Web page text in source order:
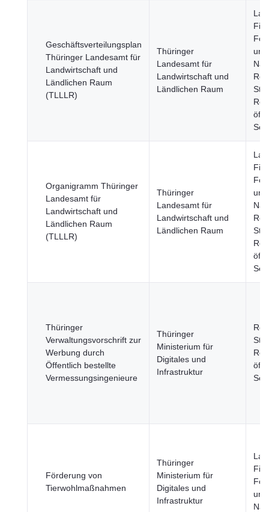
Geschäftsverteilungsplan
Thüringer Landesamt für
Landwirtschaft und
Ländlichen Raum
(TLLLR)
Thüringer
Landesamt für
Landwirtschaft und
Ländlichen Raum
und
Organigramm Thüringer
Landesamt für
Landwirtschaft und
Ländlichen Raum
(TLLLR)
Thüringer
Landesamt für
Landwirtschaft und
Ländlichen Raum
und
Thüringer
Verwaltungsvorschrift zur
Werbung durch
Öffentlich bestellte
Vermessungsingenieure
Thüringer
Ministerium für
Digitales und
Infrastruktur
Förderung von
Tierwohlmaßnahmen
Thüringer
Ministerium für
Digitales und
Infrastruktur
und